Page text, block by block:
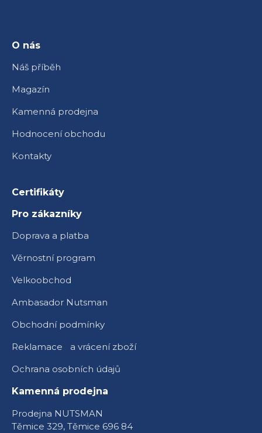
O nás
Náš příběh
Magazín
Kamenná prodejna
Hodnocení obchodu
Kontakty
Certifikáty
Pro zákazníky
Doprava a platba
Věrnostní program
Velkoobchod
Ambasador Nutsman
Obchodní podmínky
Reklamace a vrácení zboží
Ochrana osobních údajů
Kamenná prodejna
Prodejna NUTSMAN
Těmice 329, Těmice 696 84